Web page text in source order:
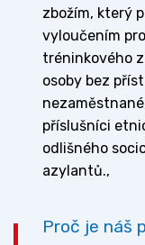
zbožím, který
vyloučením
tréninkového
osoby bez
příslušníci
odlišného
azylantů.,
Proč je náš